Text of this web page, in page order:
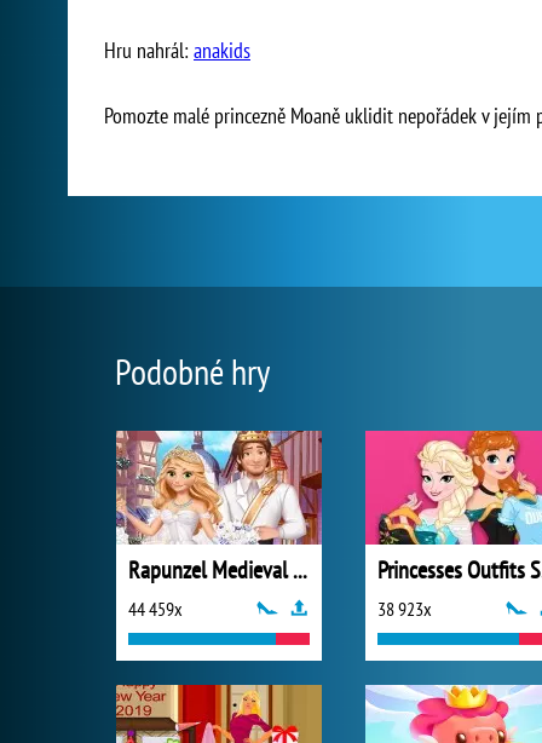
Hru nahrál: anakids
Pomozte malé princezně Moaně uklidit nepořádek v jejím
Podobné hry
Rapunzel Medieval Wedding
44 459x 38 923x